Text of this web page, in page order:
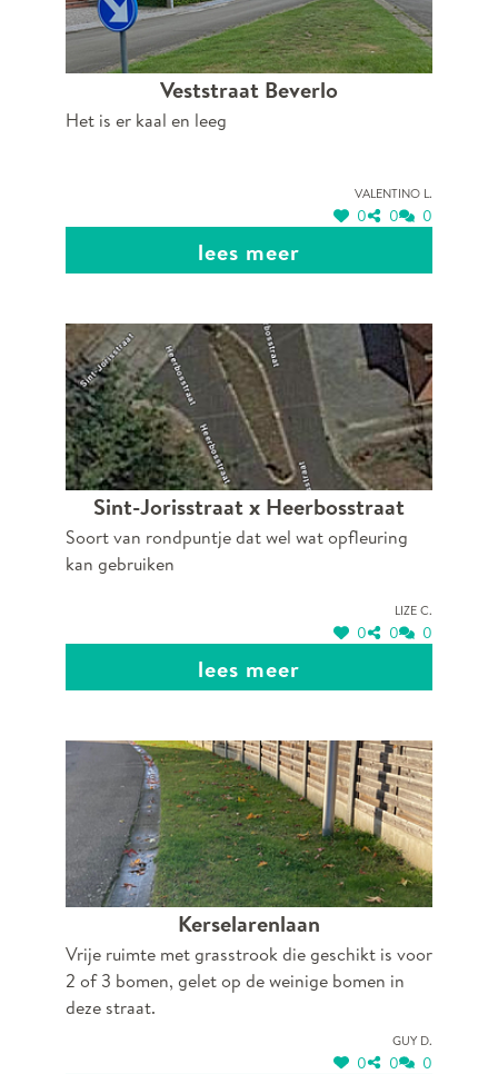
Veststraat Beverlo
Het is er kaal en leeg
Valentino L.
0 0 0
lees meer
Sint-Jorisstraat x Heerbosstraat
Soort van rondpuntje dat wel wat opfleuring
kan gebruiken
Lize C.
0 0 0
lees meer
Kerselarenlaan
Vrije ruimte met grasstrook die geschikt is voor
2 of 3 bomen, gelet op de weinige bomen in
deze straat.
Guy D.
0 0 0